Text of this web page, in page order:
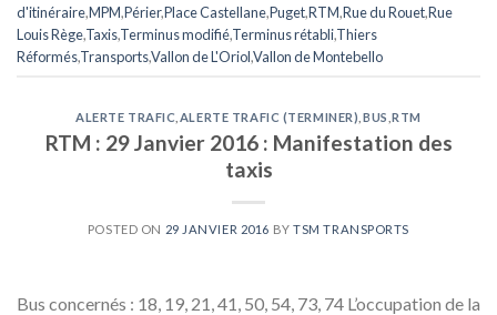
d'itinéraire,MPM,Périer,Place Castellane,Puget,RTM,Rue du Rouet,Rue
Louis Rège,Taxis,Terminus modifié,Terminus rétabli,Thiers
Réformés,Transports,Vallon de L'Oriol,Vallon de Montebello
ALERTE TRAFIC ALERTE TRAFIC (TERMINER) BUS ,RTM
RTM : 29 Janvier 2016 : Manifestation des
taxis
POSTED ON 29 JANVIER 2016 BYTSM TRANSPORTS
Bus concernés : 18, 19, 21, 41, 50, 54, 73, 74 L’occupation de la